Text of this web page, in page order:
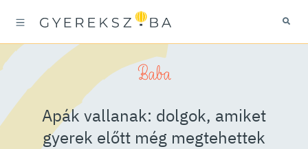
Baba
Apák vallanak: dolgok, amiket
gyerek előtt még megtehettek